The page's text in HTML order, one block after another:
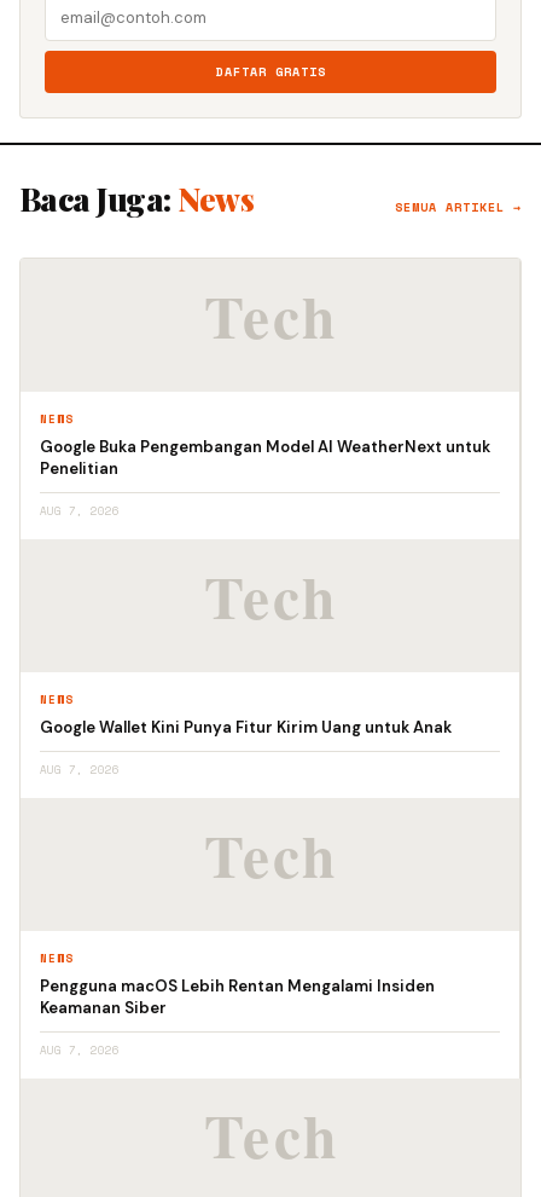
DAFTAR GRATIS
Baca Juga: News SEMUA ARTIKEL →
NEWS
Google Buka Pengembangan Model AI WeatherNext untuk
Penelitian
AUG 7, 2026
NEWS
Google Wallet Kini Punya Fitur Kirim Uang untuk Anak
AUG 7, 2026
NEWS
Pengguna macOS Lebih Rentan Mengalami Insiden
Keamanan Siber
AUG 7, 2026